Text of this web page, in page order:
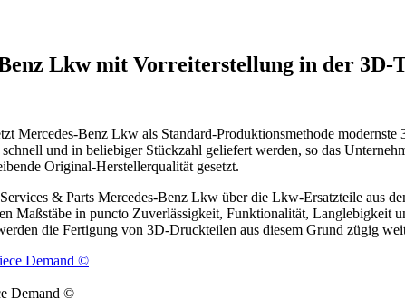
Lkw mit Vorreiterstellung in der 3D-
Mercedes-Benz Lkw als Standard-Produktionsmethode
und in beliebiger Stückzahl geliefert werden, so das
Original-Herstellerqualität gesetzt.
& Parts Mercedes-Benz Lkw über die Lkw-Ersatzteile aus
Maßstäbe in puncto Zuverlässigkeit, Funktionalität,
die Fertigung von 3D-Druckteilen aus diesem Grund zügig
Demand ©